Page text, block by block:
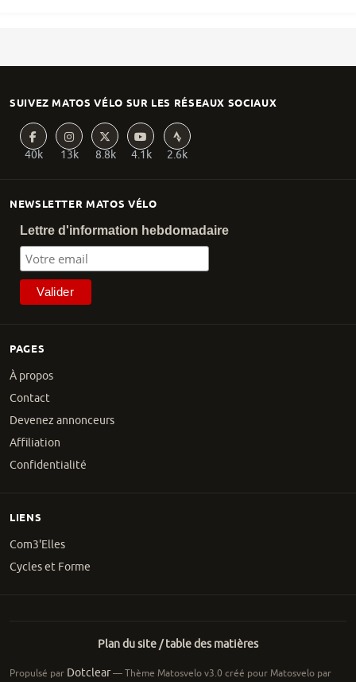
PAGES
À propos
Contact
Devenez annonceurs
Affiliation
Confidentialité
NEWSLETTER MATOS VÉLO
Lettre d'information hebdomadaire
SUIVEZ MATOS VÉLO SUR LES RÉSEAUX SOCIAUX
40k 13k 8.8k 4.1k 2.6k
LIENS
Com3'Elles
Cycles et Forme
Plan du site / table des matières
Propulsé par Dotclear— Thème Matosvelo v3.0 créé pour Matosvelo par